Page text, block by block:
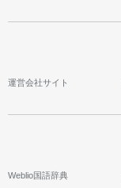
運営会社サイト
Weblio国語辞典